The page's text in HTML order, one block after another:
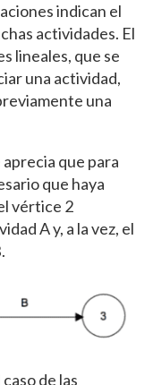
indican el
actividades. El
lineales, que se
una actividad,
una
que para
que haya
vértice 2
A y, a la vez, el
de las